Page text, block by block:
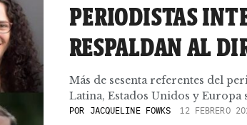
PERIODISTAS
RESPALDAN AL
Más de sesenta referentes del
Latina, Estados Unidos y
POR JACQUELINE FOWKS 12 FEBRERO